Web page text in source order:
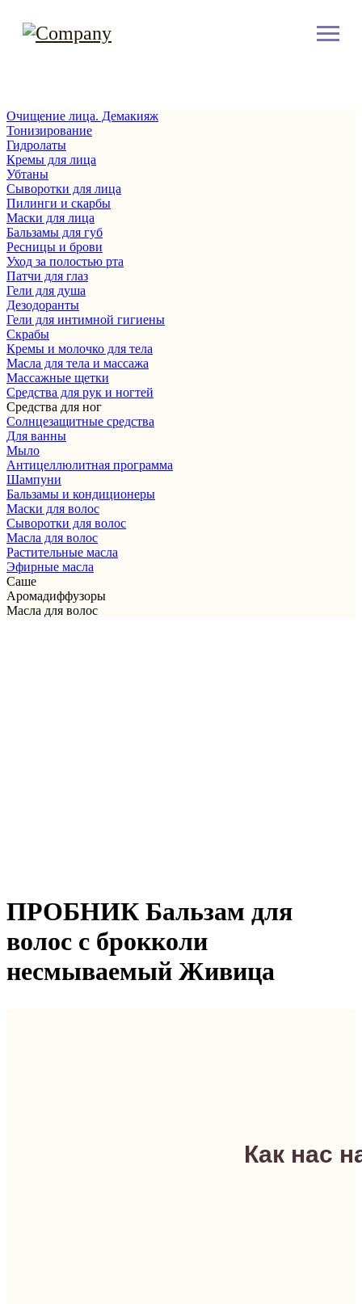
Очищение лица. Демакияж
Тонизирование
Гидролаты
Кремы для лица
Убтаны
Сыворотки для лица
Пилинги и скарбы
Маски для лица
Бальзамы для губ
Ресницы и брови
Уход за полостью рта
Патчи для глаз
Гели для душа
Дезодоранты
Гели для интимной гигиены
Скрабы
Кремы и молочко для тела
Масла для тела и массажа
Массажные щетки
Cредства для рук и ногтей
Средства для ног
Солнцезащитные средства
Для ванны
Мыло
Антицеллюлитная программа
Шампуни
Бальзамы и кондиционеры
Маски для волос
Сыворотки для волос
Масла для волос
Растительные масла
Эфирные масла
Саше
Аромадиффузоры
Масла для волос
ПРОБНИК Бальзам для
волос с брокколи
несмываемый Живица
Как нас